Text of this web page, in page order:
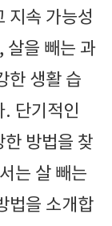
지속 가능성
살을 빼는 과
한 생활 습
. 단기적인
방법을 찾
는 살 빼는
법을 소개합